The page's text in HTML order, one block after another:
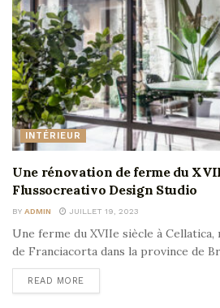
INTÉRIEUR
Une rénovation de ferme du
Flussocreativo Design Studio
BY ADMIN JUILLET 19, 2023
Une ferme du XVIIe siècle à Cellatica,
de Franciacorta dans la province de
READ MORE